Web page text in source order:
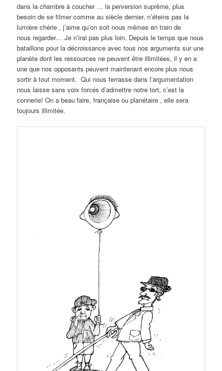
dans la chambre à coucher … la perversion suprême, plus
besoin de se filmer comme au siècle dernier, n’éteins pas la
lumière chérie , j’aime qu’on soit nous mêmes en train de
nous regarder… Je n’irai pas plus loin. Depuis le temps que nous
bataillons pour la décroissance avec tous nos arguments sur une
planète dont les ressources ne peuvent être illimitées, il y en a
une que nos opposants peuvent maintenant encore plus nous
sortir à tout moment. Qui nous terrasse dans l’argumentation
nous laisse sans voix forcés d’admettre notre tort, c’est la
connerie! On a beau faire, française ou planétaire , elle sera
toujours illimitée.